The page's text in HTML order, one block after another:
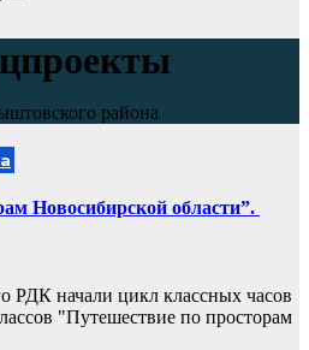
района
Новосибирской области”.
РДК начали цикл классных часов
"Путешествие по просторам